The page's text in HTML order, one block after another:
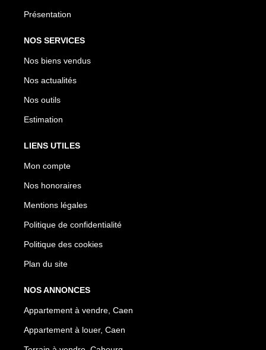
Présentation
NOS SERVICES
Nos biens vendus
Nos actualités
Nos outils
Estimation
LIENS UTILES
Mon compte
Nos honoraires
Mentions légales
Politique de confidentialité
Politique des cookies
Plan du site
NOS ANNONCES
Appartement à vendre, Caen
Appartement à louer, Caen